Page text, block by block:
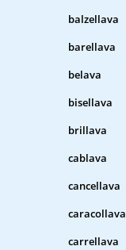
balzellava
barellava
belava
bisellava
brillava
cablava
cancellava
caracollava
carrellava